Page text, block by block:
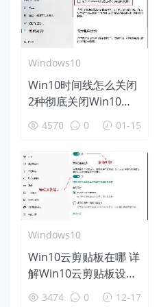
Windows10
Win10时间线怎么关闭
2种彻底关闭Win10时
间线方法
4570 0 01-15
Windows10
Win10云剪贴板在哪 详
解Win10云剪贴板设置
使用教程
3474 0 12-17